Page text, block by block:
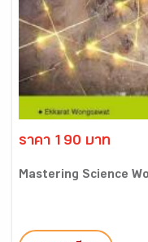
ราคา 190 บาท
Mastering Science